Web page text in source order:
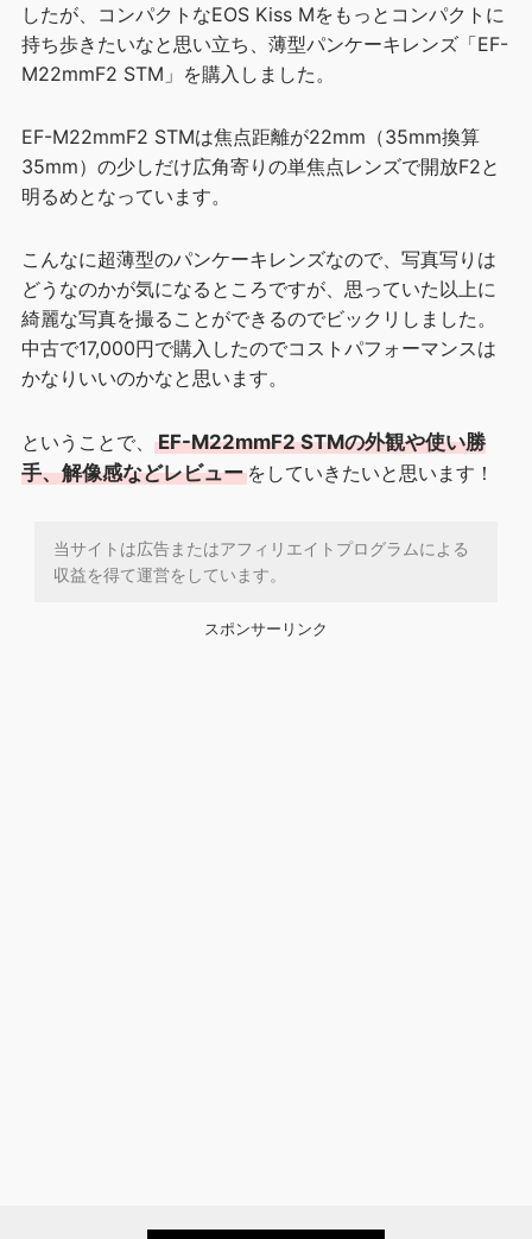
したが、コンパクトなEOS Kiss Mをもっとコンパクトに
持ち歩きたいなと思い立ち、薄型パンケーキレンズ「EF-
M22mmF2 STM」を購入しました。
EF-M22mmF2 STMは焦点距離が22mm（35mm換算
35mm）の少しだけ広角寄りの単焦点レンズで開放F2と
明るめとなっています。
こんなに超薄型のパンケーキレンズなので、写真写りは
どうなのかが気になるところですが、思っていた以上に
綺麗な写真を撮ることができるのでビックリしました。
中古で17,000円で購入したのでコストパフォーマンスは
かなりいいのかなと思います。
ということで、
EF-M22mmF2 STMの外観や使い勝
手、解像感などレビューをしていきたいと思います！
当サイトは広告またはアフィリエイトプログラムによる
収益を得て運営をしています。
スポンサーリンク